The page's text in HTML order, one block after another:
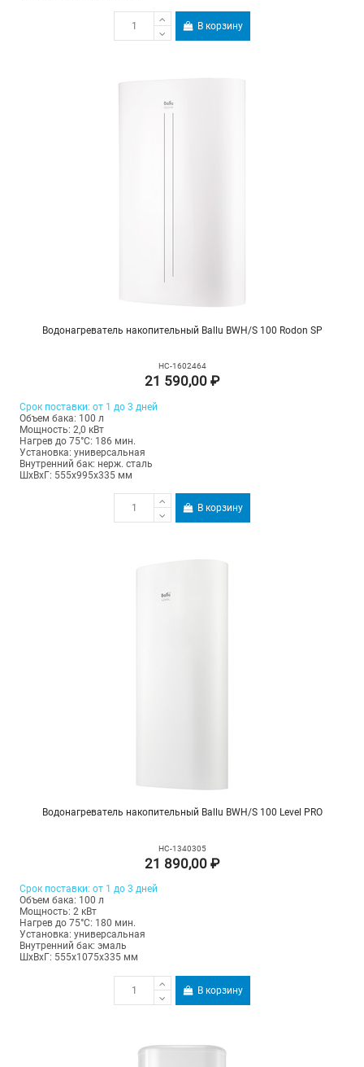
В корзину
Водонагреватель накопительный Ballu BWH/S 100 Rodon SP
НС-1602464
21 590,00 ₽
Срок поставки: от 1 до 3 дней
Объем бака: 100 л
Мощность: 2,0 кВт
Нагрев до 75°С: 186 мин.
Установка: универсальная
Внутренний бак: нерж. сталь
ШхВхГ: 555х995х335 мм
В корзину
Водонагреватель накопительный Ballu BWH/S 100 Level PRO
НС-1340305
21 890,00 ₽
Срок поставки: от 1 до 3 дней
Объем бака: 100 л
Мощность: 2 кВт
Нагрев до 75°С: 180 мин.
Установка: универсальная
Внутренний бак: эмаль
ШхВхГ: 555х1075х335 мм
В корзину